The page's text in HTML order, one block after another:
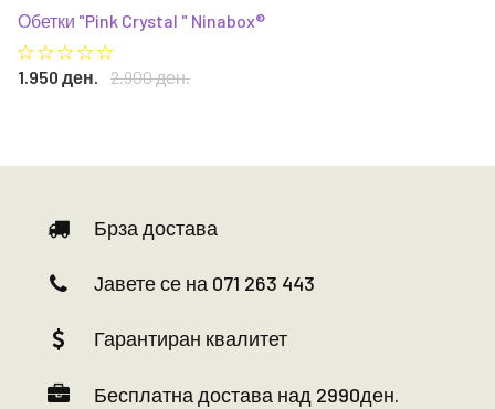
Обетки "Pink Crystal " Ninabox®
1.950 ден. 2.900 ден.
Брза достава
Јавете се на 071 263 443
Гарантиран квалитет
Бесплатна достава над 2990ден.